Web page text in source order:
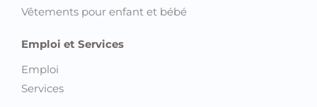
Vêtements pour enfant et bébé
Emploi et Services
Emploi
Services